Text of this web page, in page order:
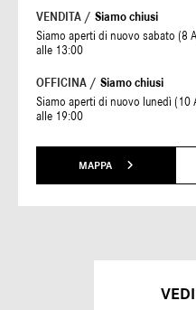
VENDITA / Siamo chiusi
Siamo aperti di nuovo sabato (8
alle 13:00
OFFICINA / Siamo chiusi
Siamo aperti di nuovo lunedì (10
alle 19:00
MAPPA